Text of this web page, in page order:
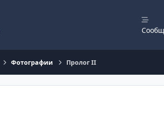
Фотографии Пролог II